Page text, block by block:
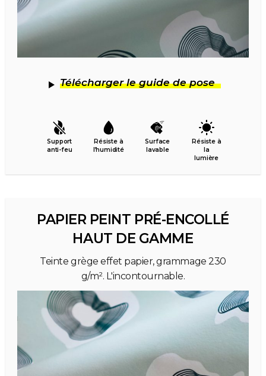
Télécharger le guide de pose
Support
anti-feu
Résiste à
l’humidité
Surface
lavable
Résiste à
la
lumière
PAPIER PEINT PRÉ-ENCOLLÉ
HAUT DE GAMME
Teinte grège effet papier, grammage 230
g/m². L'incontournable.